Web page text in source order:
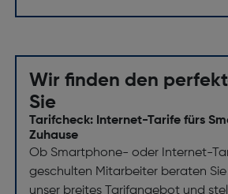
Wir finden den
Sie
Tarifcheck: Internet-Tarife fürs
Zuhause
Ob Smartphone- oder Internet-
geschulten Mitarbeiter beraten
unser breites Tarifangebot und